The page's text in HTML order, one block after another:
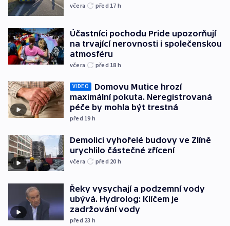
včera před 17 h
Účastníci pochodu Pride upozorňují
na trvající nerovnosti i společenskou
atmosféru
včera před 18 h
VIDEO
Domovu Mutice hrozí
maximální pokuta. Neregistrovaná
péče by mohla být trestná
před 19 h
Demolici vyhořelé budovy ve Zlíně
urychlilo částečné zřícení
včera před 20 h
Řeky vysychají a podzemní vody
ubývá. Hydrolog: Klíčem je
zadržování vody
před 23 h